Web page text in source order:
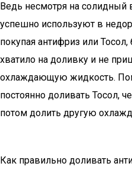
Ведь несмотря на солидный
успешно используют в
покупая антифриз или
хватило на доливку и не
охлаждающую жидкость.
постоянно доливать Тосол,
потом долить другую
Как правильно доливать